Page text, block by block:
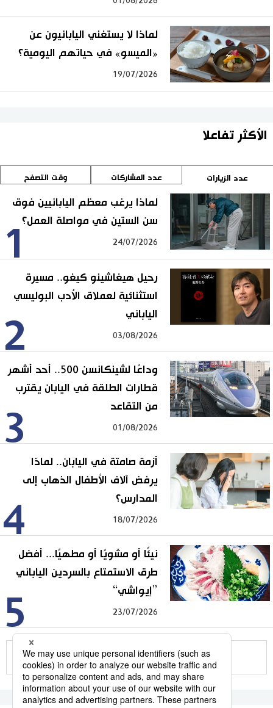
لماذا لا يستغني اليابانيون عن
«الميسو» في حياتهم اليومية؟
19/07/2026
الأكثر تفاعلا
عدد الزيارات عدد المشاركات وقت التصفح
1
لماذا يرغب معظم اليابانيين فوق
سن الستين في مواصلة العمل؟
24/07/2026
2
رحيل هيغاشينو كيغو.. مسيرة
استثنائية لعملاق الأدب البوليسي
الياباني
03/08/2026
3
وداعًا لشينكانسن 500.. أحد أشهر
قطارات الطلقة في اليابان يقترب
من التقاعد
01/08/2026
4
أزمة صامتة في اليابان.. لماذا
يرفض آلاف الأطفال الذهاب إلى
المدارس؟
18/07/2026
5
نيئًا أو مشويًا أو مطهيًا... أفضل
طرق الاستمتاع بالسردين الياباني
”إيواشي“
23/07/2026
للمزيد